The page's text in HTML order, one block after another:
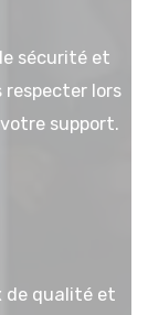
sécurité et
respecter lors
support.
de qualité et